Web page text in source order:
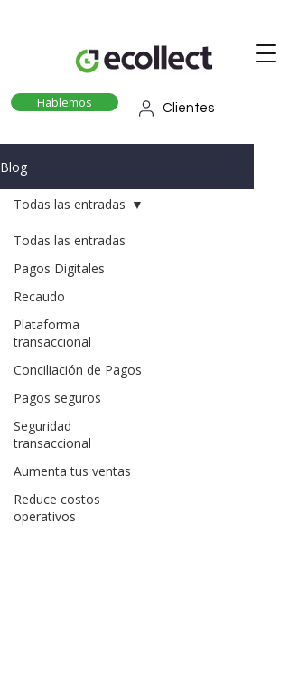
Clientes
Hablemos
Blog
Todas las entradas
Pagos Digitales
Recaudo
Plataforma
transaccional
Conciliación de Pagos
Pagos seguros
Seguridad
transaccional
Aumenta tus ventas
Reduce costos
operativos
Todas las entradas